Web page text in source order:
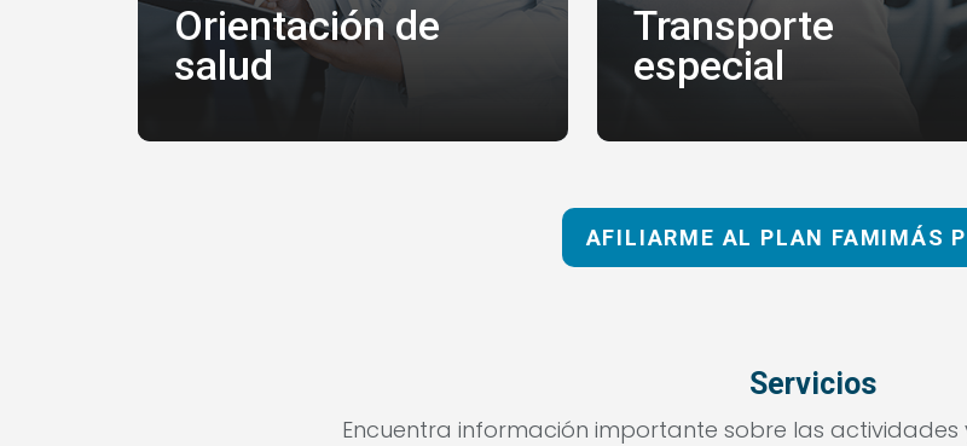
Orientación de
salud
Transporte
especial
AFILIARME AL PLAN FAMIMÁS
Servicios
Encuentra información importante sobre las actividades